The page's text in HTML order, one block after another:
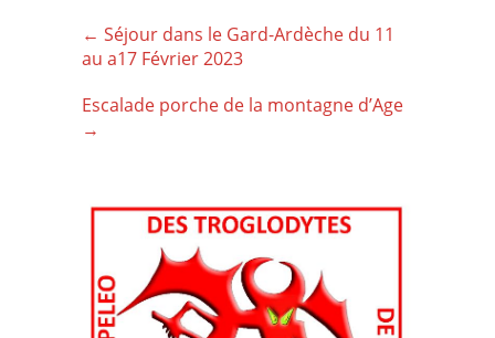
Post
navigation
← Séjour dans le Gard-Ardèche du 11
au a17 Février 2023
Escalade porche de la montagne d’Age
→